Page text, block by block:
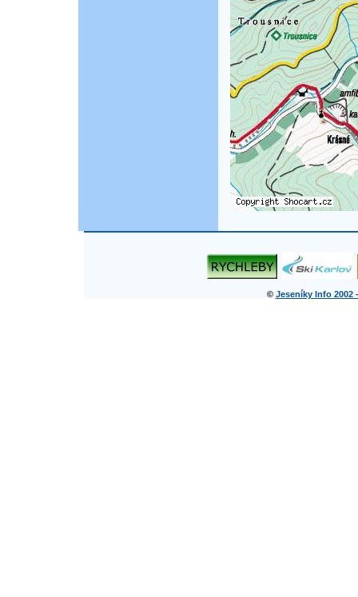
© Jeseníky Info 2002